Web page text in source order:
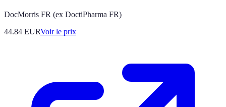
DocMorris FR (ex DoctiPharma FR)
44.84 EURVoir le prix